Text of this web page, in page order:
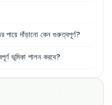
পায়ে দাঁড়ানো কেন গুরুত্বপূর্ণ?
ভূমিকা পালন করবে?